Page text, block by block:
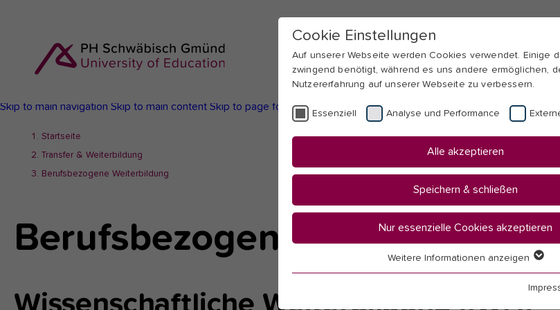
Skip to main navigation Skip to main content Skip to page footer
here:
Startseite
Transfer & Weiterbildung
Berufsbezogene Weiterbildung
Berufsbezogene Weiterbildung
Wissenschaftliche Weiterbildung (IWH)
Cookie Einstellungen
Auf unserer Webseite werden Cookies verwendet. Einige
zwingend benötigt, während es uns andere ermöglichen,
Nutzererfahrung auf unserer Webseite zu verbessern.
Essenziell Analyse und Performance
Alle akzeptieren
Speichern & schließen
Nur essenzielle Cookies akzeptieren
Essenzielle Cookies werden für grundlegende
Weitere Informationen anzeigen